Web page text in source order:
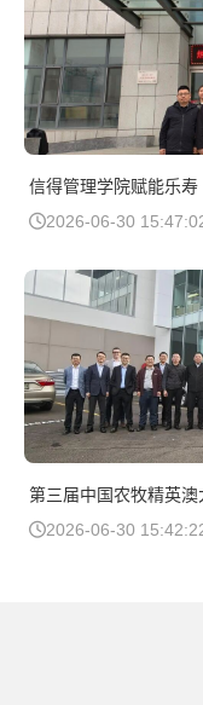
信得管理学院赋能乐
2026-06-30
第三届中国农牧精英
2026-06-30